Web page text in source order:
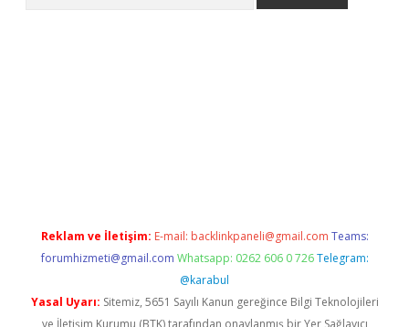
Reklam ve İletişim: E-mail: backlinkpaneli@gmail.com Teams:
forumhizmeti@gmail.com Whatsapp: 0262 606 0 726 Telegram:
@karabul
Yasal Uyarı: Sitemiz, 5651 Sayılı Kanun gereğince Bilgi Teknolojileri
ve İletişim Kurumu (BTK) tarafından onaylanmış bir Yer Sağlayıcı